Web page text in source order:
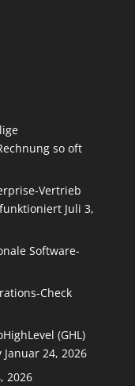
so oft
Vertrieb
Juli 3,
Software-
Check
(GHL)
Januar 24, 2026
2026